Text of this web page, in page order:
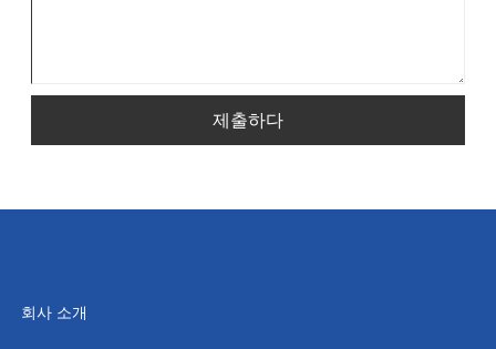
제출하다
회사 소개